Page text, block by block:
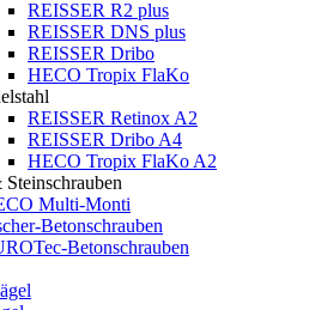
REISSER R2 plus
REISSER DNS plus
REISSER Dribo
HECO Tropix FlaKo
REISSER Retinox A2
REISSER Dribo A4
HECO Tropix FlaKo A2
Multi-Monti
Betonschrauben
Betonschrauben